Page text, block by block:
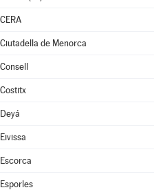
CERA
Ciutadella de Menorca
Consell
Costitx
Deyá
Eivissa
Escorca
Esporles